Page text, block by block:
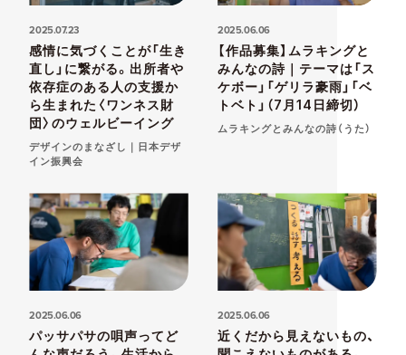
2025.07.23
感情に気づくことが「生き
直し」に繋がる。出所者や
依存症のある人の支援か
ら生まれた〈ワンネス財
団〉のウェルビーイング
デザインのまなざし｜日本デザ
イン振興会
2025.06.06
【作品募集】ムラキングと
みんなの詩｜テーマは「ス
ケボー」「ゲリラ豪雨」「ベ
トベト」（7月14日締切）
ムラキングとみんなの詩（うた）
2025.06.06
パッサパサの唄声ってど
2025.06.06
近くだから見えないもの、